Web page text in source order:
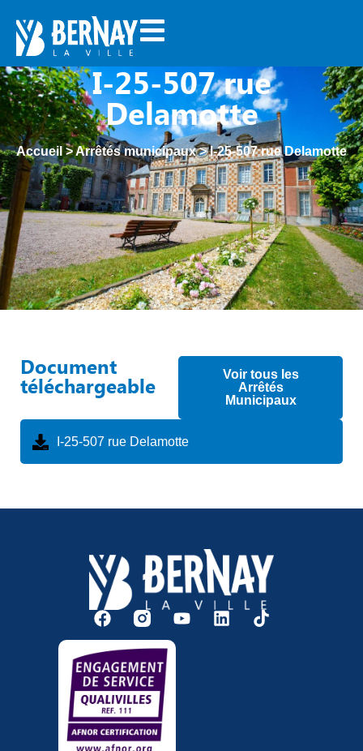
I-25-507 rue
Delamotte
Accueil >Arrêtés municipaux>I-25-507 rue Delamotte
Document
téléchargeable
Voir tous les
Arrêtés
Municipaux
I-25-507 rue Delamotte